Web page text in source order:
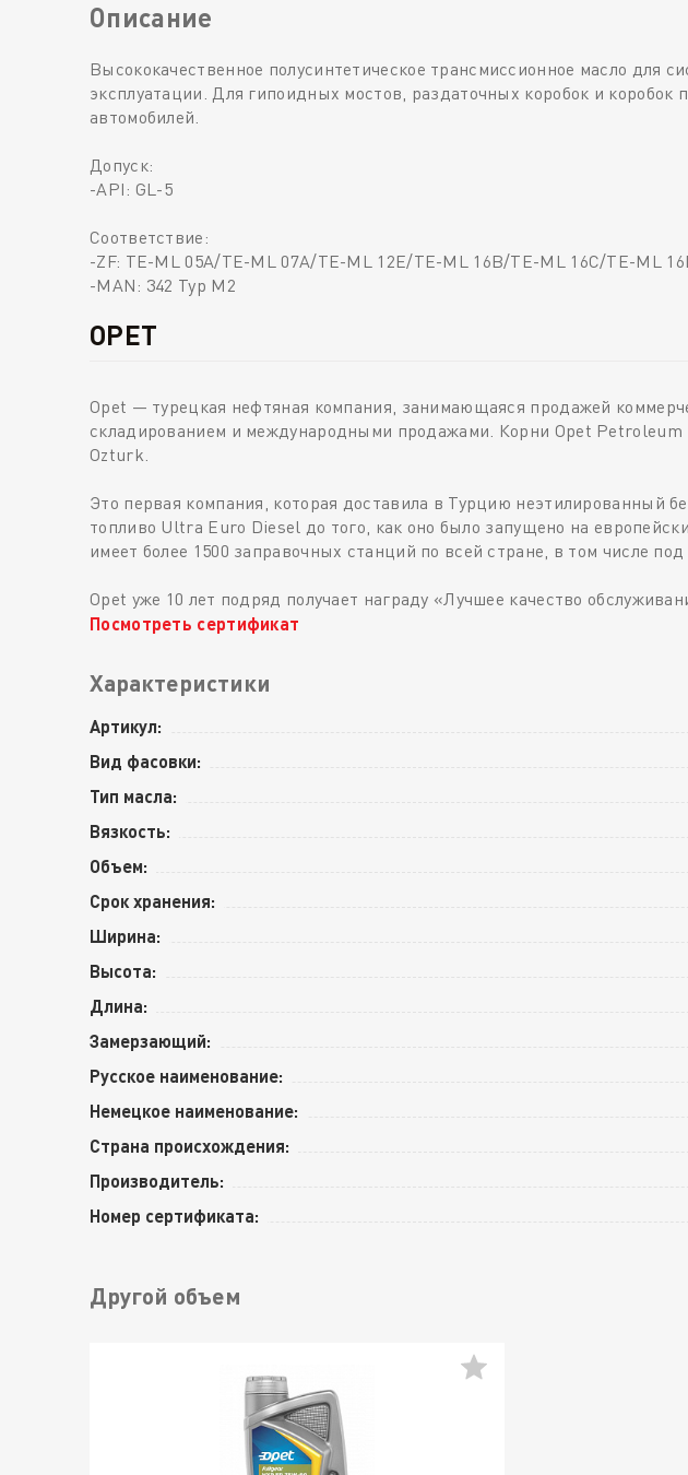
Описание
Высококачественное полусинтетическое трансмиссионное масло для
эксплуатации. Для гипоидных мостов, раздаточных коробок и
автомобилей.
Допуск:
-API: GL-5
Соответствие:
-ZF: TE-ML 05A/TE-ML 07A/TE-ML 12E/TE-ML 16B/TE-ML 16C/TE-ML
-MAN: 342 Typ M2
OPET
Opet — турецкая нефтяная компания, занимающаяся продажей
складированием и международными продажами. Корни Opet
Ozturk.
Это первая компания, которая доставила в Турцию неэтилированный
топливо Ultra Euro Diesel до того, как оно было запущено на
имеет более 1500 заправочных станций по всей стране, в том числе
Opet уже 10 лет подряд получает награду «Лучшее качество
Посмотреть сертификат
Характеристики
Артикул:
Вид фасовки:
Тип масла:
Вязкость:
Объем:
Срок хранения:
Ширина:
Высота:
Длина:
Замерзающий:
Русское наименование:
Немецкое наименование:
Страна происхождения:
Производитель:
Номер сертификата:
Другой объем